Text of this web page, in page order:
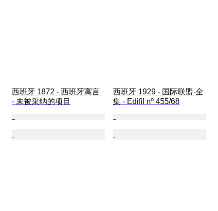
西班牙 1872 - 西班牙寓言
- 未被采纳的项目
西班牙 1929 - 国际联盟-全
集 - Edifil nº 455/68